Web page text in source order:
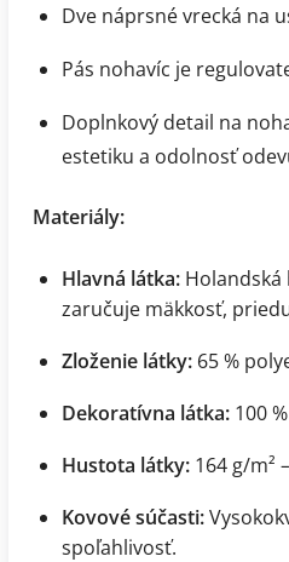
Dve náprsné vrecká na
Pás nohavíc je
Doplnkový detail na
estetiku a odolnosť
Materiály:
Hlavná látka: Holandská
zaručuje mäkkosť,
Zloženie látky: 65 %
Dekoratívna látka: 100
Hustota látky: 164 g/m²
Kovové súčasti:
spoľahlivosť.